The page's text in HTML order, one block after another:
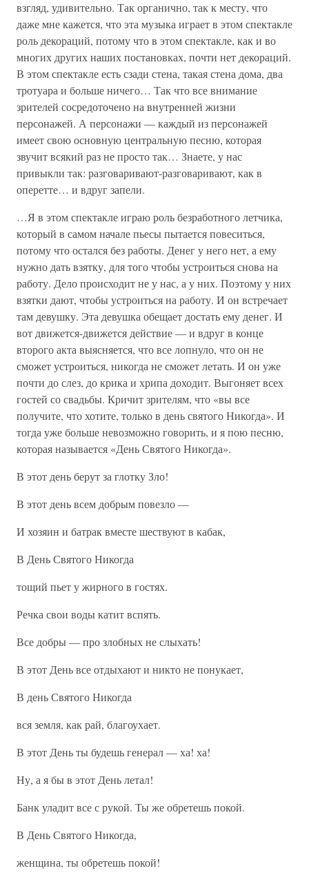
взгляд, удивительно. Так органично, так к месту, что
даже мне кажется, что эта музыка играет в этом спектакле
роль декораций, потому что в этом спектакле, как и во
многих других наших постановках, почти нет декораций.
В этом спектакле есть сзади стена, такая стена дома, два
тротуара и больше ничего… Так что все внимание
зрителей сосредоточено на внутренней жизни
персонажей. А персонажи — каждый из персонажей
имеет свою основную центральную песню, которая
звучит всякий раз не просто так… Знаете, у нас
привыкли так: разговаривают-разговаривают, как в
оперетте… и вдруг запели.
…Я в этом спектакле играю роль безработного летчика,
который в самом начале пьесы пытается повеситься,
потому что остался без работы. Денег у него нет, а ему
нужно дать взятку, для того чтобы устроиться снова на
работу. Дело происходит не у нас, а у них. Поэтому у них
взятки дают, чтобы устроиться на работу. И он встречает
там девушку. Эта девушка обещает достать ему денег. И
вот движется-движется действие — и вдруг в конце
второго акта выясняется, что все лопнуло, что он не
сможет устроиться, никогда не сможет летать. И он уже
почти до слез, до крика и хрипа доходит. Выгоняет всех
гостей со свадьбы. Кричит зрителям, что «вы все
получите, что хотите, только в день святого Никогда». И
тогда уже больше невозможно говорить, и я пою песню,
которая называется «День Святого Никогда».
В этот день берут за глотку Зло!
В этот день всем добрым повезло —
И хозяин и батрак вместе шествуют в кабак,
В День Святого Никогда
тощий пьет у жирного в гостях.
Речка свои воды катит вспять.
Все добры — про злобных не слыхать!
В этот День все отдыхают и никто не понукает,
В день Святого Никогда
вся земля, как рай, благоухает.
В этот День ты будешь генерал — ха! ха!
Ну, а я бы в этот День летал!
Банк уладит все с рукой. Ты же обретешь покой.
В День Святого Никогда,
женщина, ты обретешь покой!